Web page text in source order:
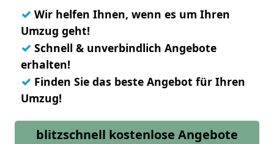
✓ Wir helfen Ihnen, wenn es um Ihren
Umzug geht!
✓ Schnell & unverbindlich Angebote
erhalten!
✓ Finden Sie das beste Angebot für Ihren
Umzug!
blitzschnell kostenlose Angebote